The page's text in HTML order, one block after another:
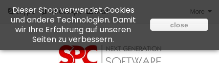
Skype WhatsApp Mail More
Dieser Shop verwendet Cookies
und andere Technologien. Damit
wir Ihre Erfahrung auf unseren
Seiten zu verbessern.
close